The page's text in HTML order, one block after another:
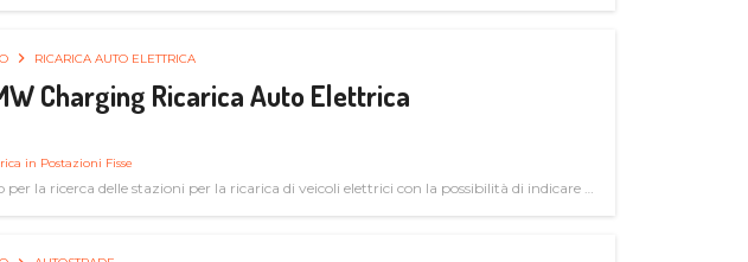
RICARICA AUTO ELETTRICA
Charging Ricarica Auto Elettrica
in Postazioni Fisse
per la ricerca delle stazioni per la ricarica di veicoli elettrici con la possibilità di indicare le